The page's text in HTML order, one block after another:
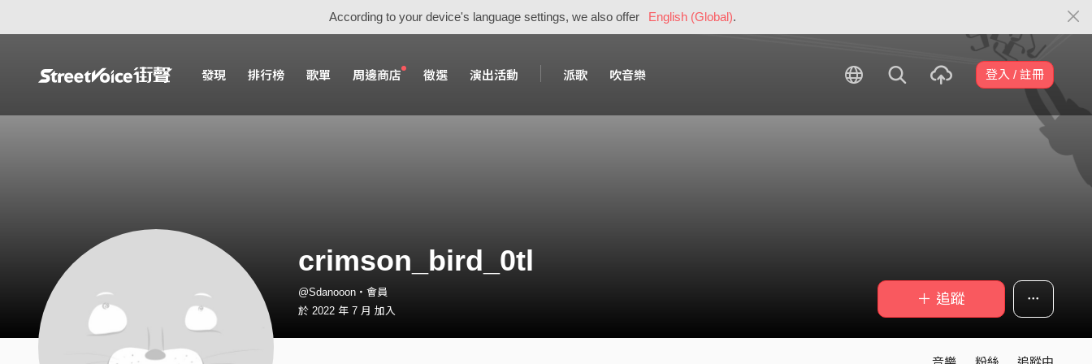
According to your device's language settings, we also offer English (Global).
發現 排行榜 歌單 周邊商店 徵選 演出活動 派歌 吹音樂 登入 / 註冊
crimson_bird_0tl
@Sdanooon・會員
於 2022 年 7 月 加入
＋ 追蹤